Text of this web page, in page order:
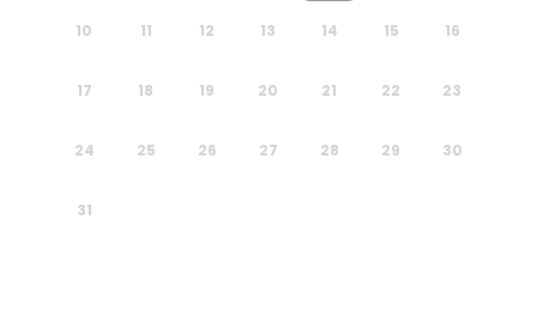
10 11 12 13 14 15 16
17 18 19 20 21 22 23
24 25 26 27 28 29 30
31